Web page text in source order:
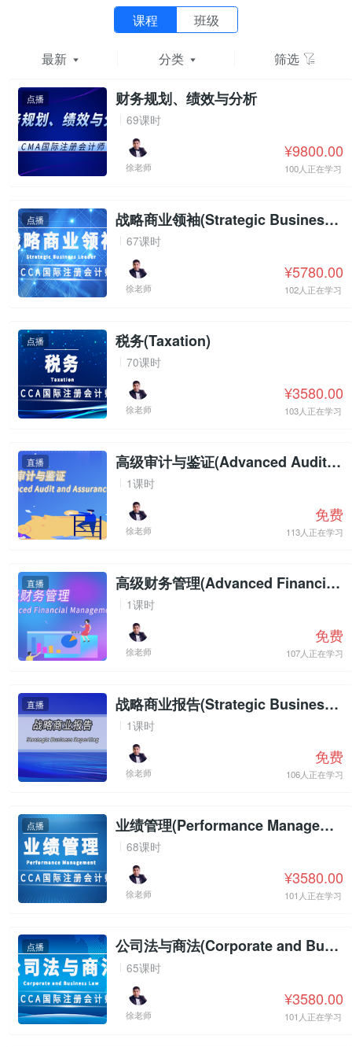
课程 班级
最新 分类 筛选
点播 财务规划、绩效与分析
69课时
徐老师
¥9800.00
100人正在学习
点播 战略商业领袖(Strategic Business Leader)
67课时
徐老师
¥5780.00
102人正在学习
点播 税务(Taxation)
70课时
徐老师
¥3580.00
103人正在学习
直播 高级审计与鉴证(Advanced Audit and Assurance)试听
1课时
徐老师
免费
113人正在学习
直播 高级财务管理(Advanced Financial Management)试听
1课时
徐老师
免费
107人正在学习
直播 战略商业报告(Strategic Business Reporting)试听
1课时
徐老师
免费
106人正在学习
点播 业绩管理(Performance Management)
68课时
徐老师
¥3580.00
101人正在学习
点播 公司法与商法(Corporate and Business Law)
65课时
徐老师
¥3580.00
101人正在学习